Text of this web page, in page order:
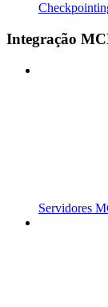
Integração
Servidores